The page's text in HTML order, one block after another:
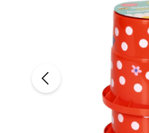
Bildergalerie überspringen